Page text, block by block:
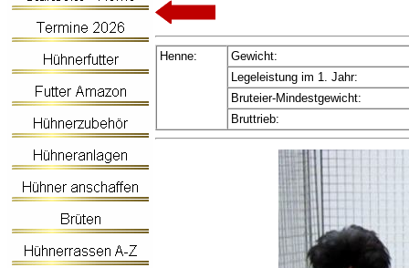
Henne:
Gewicht:
Legeleistung im 1. Jahr:
Bruteier-Mindestgewicht:
Bruttrieb: